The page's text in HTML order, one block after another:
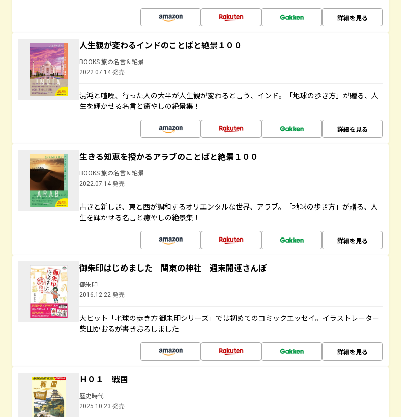
詳細を見る
人生観が変わるインドのことばと絶景１００
BOOKS 旅の名言＆絶景
2022.07.14 発売
混沌と喧噪、行った人の大半が人生観が変わると言う、インド。「地球の歩き方」が贈る、人
生を輝かせる名言と癒やしの絶景集！
詳細を見る
生きる知恵を授かるアラブのことばと絶景１００
BOOKS 旅の名言＆絶景
2022.07.14 発売
古きと新しき、東と西が調和するオリエンタルな世界、アラブ。「地球の歩き方」が贈る、人
生を輝かせる名言と癒やしの絶景集！
詳細を見る
御朱印はじめました 関東の神社 週末開運さんぽ
御朱印
2016.12.22 発売
大ヒット「地球の歩き方 御朱印シリーズ」では初めてのコミックエッセイ。イラストレーター
柴田かおるが書きおろしました
詳細を見る
Ｈ０１ 戦国
歴史時代
2025.10.23 発売